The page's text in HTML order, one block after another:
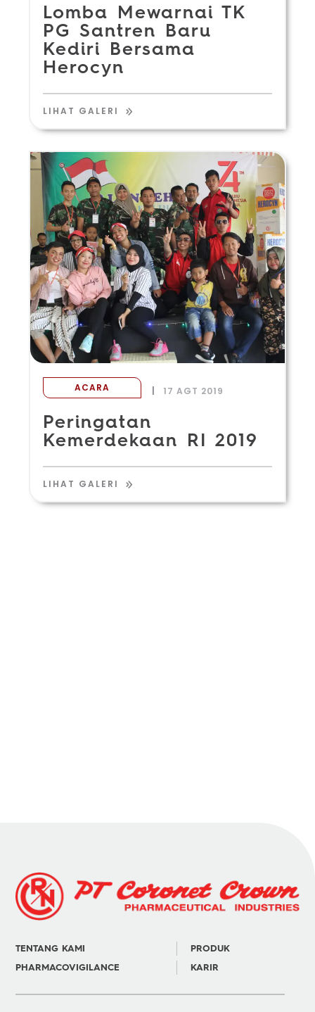
Lomba Mewarnai TK
PG Santren Baru
Kediri Bersama
Herocyn
LIHAT GALERI
ACARA 17 AGT 2019
Peringatan
Kemerdekaan RI 2019
LIHAT GALERI
TENTANG KAMI
PRODUK
PHARMACOVIGILANCE
KARIR